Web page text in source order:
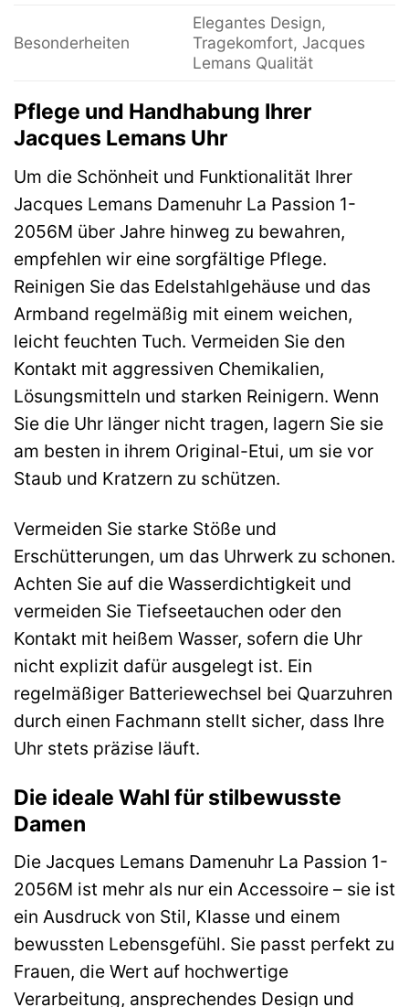
Besonderheiten
Elegantes Design,
Tragekomfort, Jacques
Lemans Qualität
Pflege und Handhabung Ihrer
Jacques Lemans Uhr
Um die Schönheit und Funktionalität Ihrer
Jacques Lemans Damenuhr La Passion 1-
2056M über Jahre hinweg zu bewahren,
empfehlen wir eine sorgfältige Pflege.
Reinigen Sie das Edelstahlgehäuse und das
Armband regelmäßig mit einem weichen,
leicht feuchten Tuch. Vermeiden Sie den
Kontakt mit aggressiven Chemikalien,
Lösungsmitteln und starken Reinigern. Wenn
Sie die Uhr länger nicht tragen, lagern Sie sie
am besten in ihrem Original-Etui, um sie vor
Staub und Kratzern zu schützen.
Vermeiden Sie starke Stöße und
Erschütterungen, um das Uhrwerk zu schonen.
Achten Sie auf die Wasserdichtigkeit und
vermeiden Sie Tiefseetauchen oder den
Kontakt mit heißem Wasser, sofern die Uhr
nicht explizit dafür ausgelegt ist. Ein
regelmäßiger Batteriewechsel bei Quarzuhren
durch einen Fachmann stellt sicher, dass Ihre
Uhr stets präzise läuft.
Die ideale Wahl für stilbewusste
Damen
Die Jacques Lemans Damenuhr La Passion 1-
2056M ist mehr als nur ein Accessoire – sie ist
ein Ausdruck von Stil, Klasse und einem
bewussten Lebensgefühl. Sie passt perfekt zu
Frauen, die Wert auf hochwertige
Verarbeitung, ansprechendes Design und